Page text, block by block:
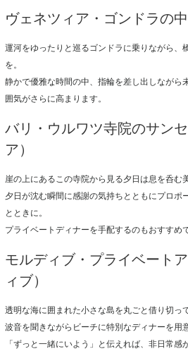
ヴェネツィア・ゴンドラの中
運河をゆったりと巡るゴンドラに乗りながら、
を。
静かで優雅な時間の中、指輪を差し出しながら
囲気がさらに高まります。
バリ・ウルワツ寺院のサン
ア）
崖の上にあるこの寺院から見る夕日は息を呑む
夕日が沈む瞬間に感謝の気持ちとともにプロポ
とときに。
プライベートディナーを手配するのもおすすめで
モルディブ・プライベート
ィブ）
透明な海に囲まれた小さな島を丸ごと借り切っ
波音を聞きながらビーチに特別なディナーを用
「ずっと一緒にいよう」と伝えれば、非日常感